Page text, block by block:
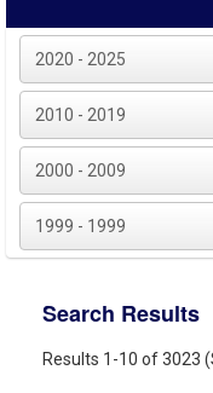
2020 - 2025
2010 - 2019
2000 - 2009
1999 - 1999
Search Results
Results 1-10 of 3023